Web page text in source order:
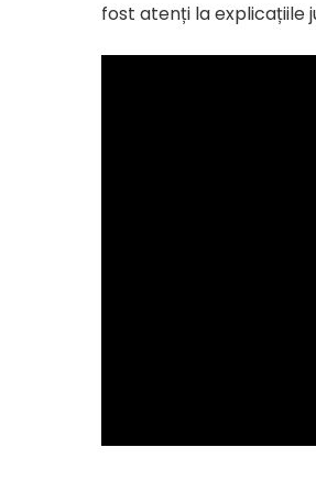
fost atenți la explicațiile